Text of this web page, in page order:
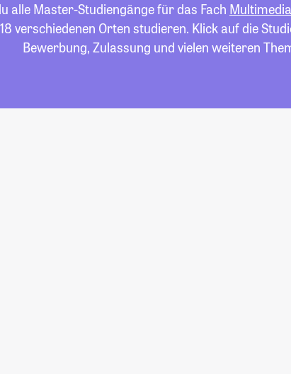
alle Master-Studiengänge für das Fach
verschiedenen Orten studieren. Klick auf die
Bewerbung, Zulassung und vielen weiteren